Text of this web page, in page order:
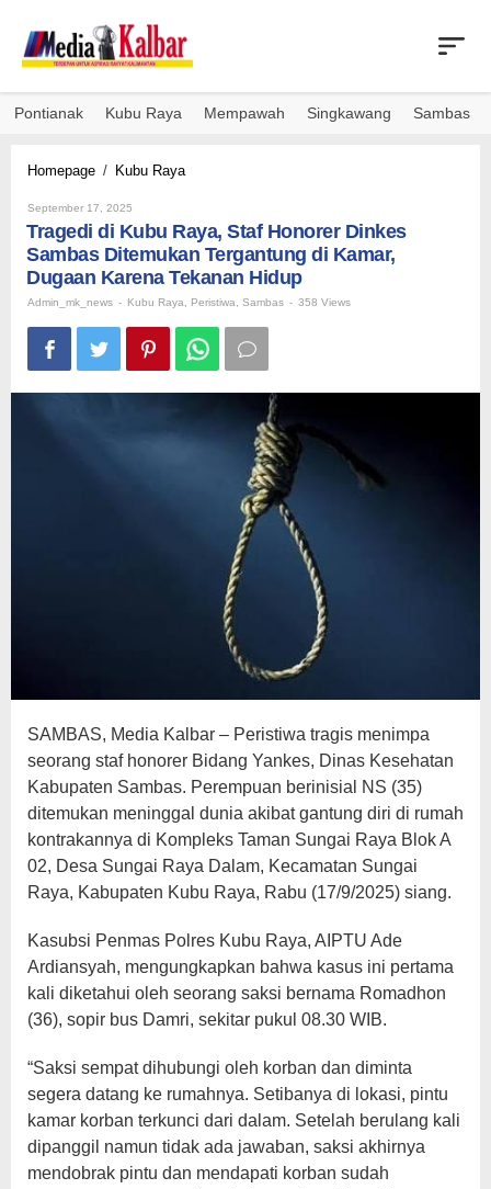
content
Pontianak Kubu Raya Mempawah Singkawang Sambas
Homepage / Kubu RayaTragedi
Raya,
Staf
Honorer
Dinkes
Sambas
Ditemukan
Tergantung
di
September 17, 2025
Tragedi di Kubu Raya, Staf Honorer Dinkes
Sambas Ditemukan Tergantung di Kamar,
Dugaan Karena Tekanan Hidup
Admin_mk_news - Kubu Raya Peristiwa Sambas - 358 Views
SAMBAS, Media Kalbar – Peristiwa tragis menimpa
seorang staf honorer Bidang Yankes, Dinas Kesehatan
Kabupaten Sambas. Perempuan berinisial NS (35)
ditemukan meninggal dunia akibat gantung diri di rumah
kontrakannya di Kompleks Taman Sungai Raya Blok A
02, Desa Sungai Raya Dalam, Kecamatan Sungai
Raya, Kabupaten Kubu Raya, Rabu (17/9/2025) siang.
Kasubsi Penmas Polres Kubu Raya, AIPTU Ade
Ardiansyah, mengungkapkan bahwa kasus ini pertama
kali diketahui oleh seorang saksi bernama Romadhon
(36), sopir bus Damri, sekitar pukul 08.30 WIB.
“Saksi sempat dihubungi oleh korban dan diminta
segera datang ke rumahnya. Setibanya di lokasi, pintu
kamar korban terkunci dari dalam. Setelah berulang kali
dipanggil namun tidak ada jawaban, saksi akhirnya
mendobrak pintu dan mendapati korban sudah